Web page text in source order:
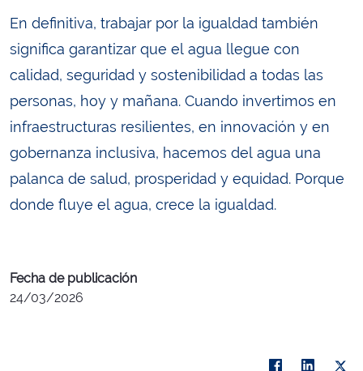
En definitiva, trabajar por la igualdad también
significa garantizar que el agua llegue con
calidad, seguridad y sostenibilidad a todas las
personas, hoy y mañana. Cuando invertimos en
infraestructuras resilientes, en innovación y en
gobernanza inclusiva, hacemos del agua una
palanca de salud, prosperidad y equidad. Porque
donde fluye el agua, crece la igualdad.
Fecha de publicación
24/03/2026